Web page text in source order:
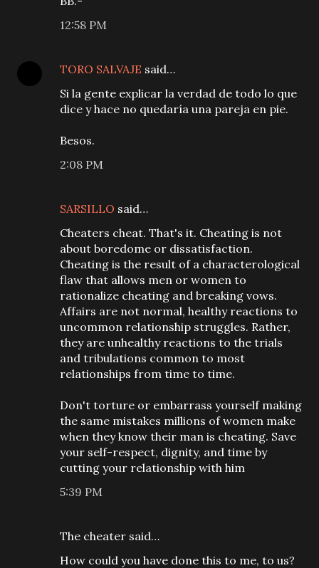
12:58 PM
TORO SALVAJE said…
Si la gente explicar la verdad de todo lo que
dice y hace no quedaría una pareja en pie.
Besos.
2:08 PM
SARSILLO said…
Cheaters cheat. That's it. Cheating is not
about boredome or dissatisfaction.
Cheating is the result of a characterological
flaw that allows men or women to
rationalize cheating and breaking vows.
Affairs are not normal, healthy reactions to
uncommon relationship struggles. Rather,
they are unhealthy reactions to the trials
and tribulations common to most
relationships from time to time.
Don't torture or embarrass yourself making
the same mistakes millions of women make
when they know their man is cheating. Save
your self-respect, dignity, and time by
cutting your relationship with him
5:39 PM
The cheater said…
How could you have done this to me, to us?